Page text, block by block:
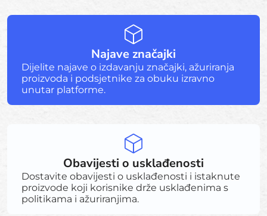
Najave značajki
Dijelite najave o izdavanju značajki, ažuriranja
proizvoda i podsjetnike za obuku izravno
unutar platforme.
Obavijesti o usklađenosti
Dostavite obavijesti o usklađenosti i istaknute
proizvode koji korisnike drže usklađenima s
politikama i ažuriranjima.